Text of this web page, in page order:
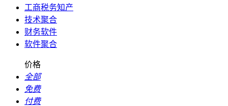
工商税务知产
技术聚合
财务软件
软件聚合
价格
全部
免费
付费